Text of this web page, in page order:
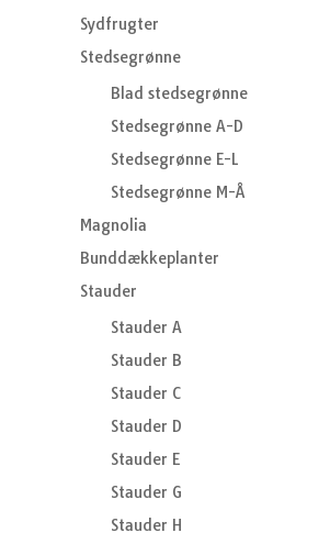
Sydfrugter
Stedsegrønne
Blad stedsegrønne
Stedsegrønne A-D
Stedsegrønne E-L
Stedsegrønne M-Å
Magnolia
Bunddækkeplanter
Stauder
Stauder A
Stauder B
Stauder C
Stauder D
Stauder E
Stauder G
Stauder H